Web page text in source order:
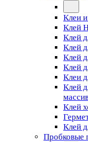
Клеи
Клей
Клей
Клей
Клей
Клей
Клеи
Клей
Клей
Клей
Пробковые